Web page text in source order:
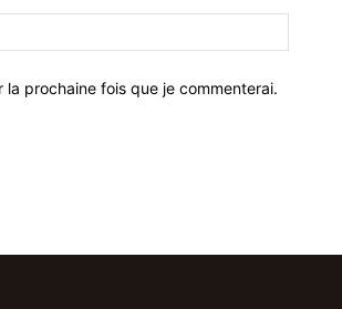
prochaine fois que je commenterai.